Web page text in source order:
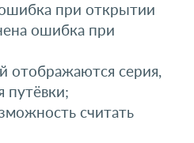
при открытии
ошибка при
отображаются серия,
путёвки;
считать